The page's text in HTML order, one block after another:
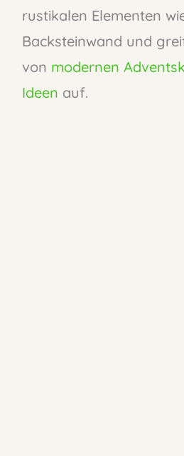
rustikalen Elementen
Backsteinwand und
von modernen
Ideen auf.